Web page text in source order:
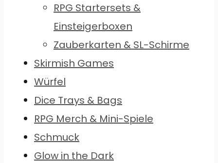
RPG Startersets &
Einsteigerboxen
Zauberkarten & SL-Schirme
Skirmish Games
Würfel
Dice Trays & Bags
RPG Merch & Mini-Spiele
Schmuck
Glow in the Dark